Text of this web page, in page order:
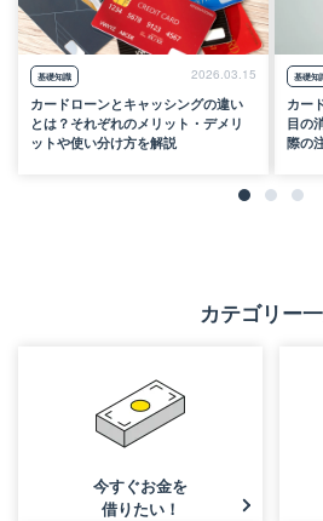
基礎知識 2026.03.15
カードローンとキャッシングの違い
とは？それぞれのメリット・デメリ
ットや使い分け方を解説
基礎知
カー
目の
際の
カテゴリー
今すぐお金を
借りたい！